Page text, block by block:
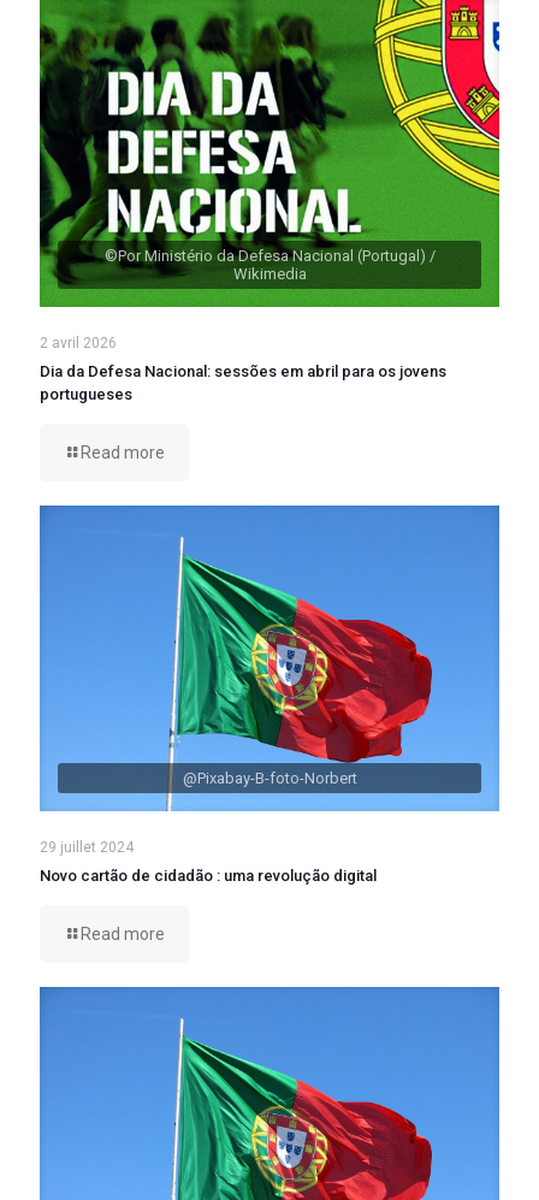
©Por Ministério da Defesa Nacional (Portugal) /
Wikimedia
2 avril 2026
Dia da Defesa Nacional: sessões em abril para os jovens
portugueses
Read more
@Pixabay-B-foto-Norbert
29 juillet 2024
Novo cartão de cidadão : uma revolução digital
Read more